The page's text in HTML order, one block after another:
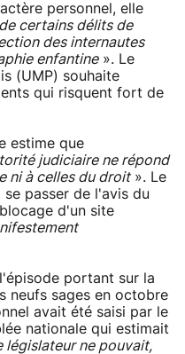
personnel, elle
certains délits de
des internautes
enfantine». Le
(UMP) souhaite
qui risquent fort de
estime que
judiciaire ne répond
ni à celles du droit». Le
passer de l'avis du
d'un site
portant sur la
neufs sages en octobre
avait été saisi par le
nationale qui estimait
législateur ne pouvait,